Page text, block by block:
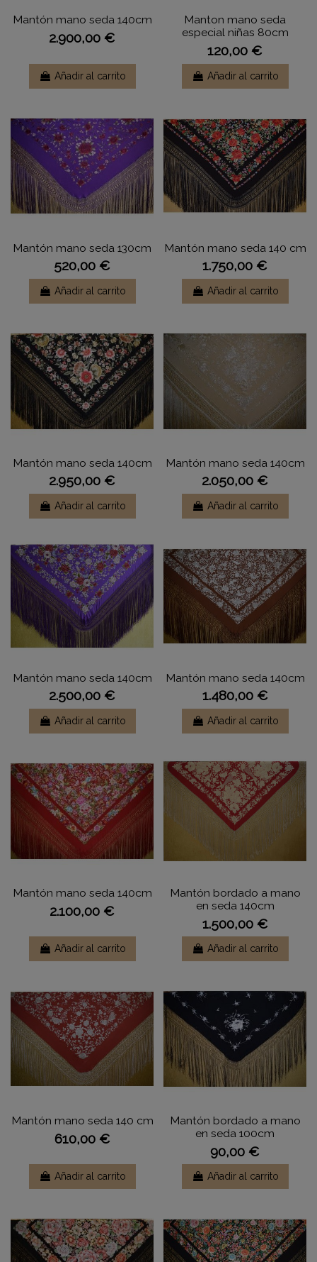
Mantón mano seda 140cm
2.900,00 €
Añadir al carrito
Manton mano seda
especial niñas 80cm
120,00 €
Añadir al carrito
Mantón mano seda 130cm
520,00 €
Añadir al carrito
Mantón mano seda 140 cm
1.750,00 €
Añadir al carrito
Mantón mano seda 140cm
2.950,00 €
Añadir al carrito
Mantón mano seda 140cm
2.050,00 €
Añadir al carrito
Mantón mano seda 140cm
2.500,00 €
Añadir al carrito
Mantón mano seda 140cm
1.480,00 €
Añadir al carrito
Mantón mano seda 140cm
2.100,00 €
Añadir al carrito
Mantón bordado a mano
en seda 140cm
1.500,00 €
Añadir al carrito
Mantón mano seda 140 cm
610,00 €
Añadir al carrito
Mantón bordado a mano
en seda 100cm
90,00 €
Añadir al carrito